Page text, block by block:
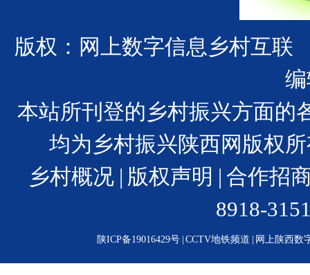
版权：网上数字信息乡村互
本站所刊登的乡村振兴方面的
均为乡村振兴陕西网版权
乡村概况
版权声明 |合作招
8918-
陕ICP备19016429号 |CCTV地铁频道 网上陕西数